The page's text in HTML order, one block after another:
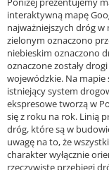
interaktywną mapę
najważniejszych dróg w
zielonym oznaczono
niebieskim oznaczono
oznaczone zostały
wojewódzkie. Na
istniejący system
ekspresowe tworzą w
się z roku na rok. Linią
dróg, które są w
uwagę na to, że
charakter wyłącznie
rzeczywiste przebiegi